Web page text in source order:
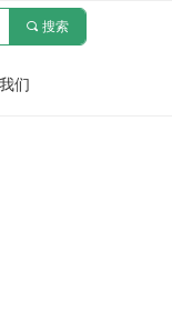
们
끠 搜索